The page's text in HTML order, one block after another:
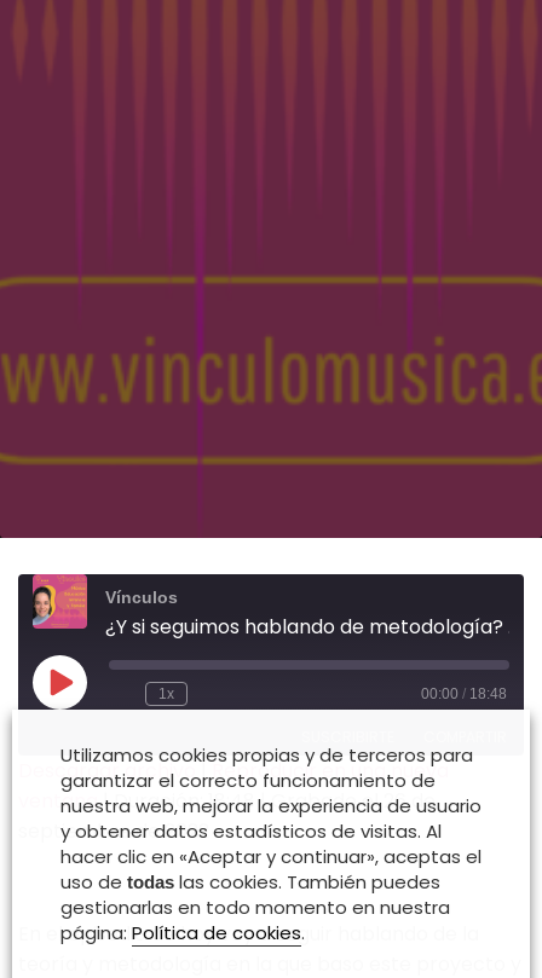
Vínculos
¿Y si seguimos hablando de metodología? Episodio 13
Reproducir
episodioRebobinar
1x
seconds
00:00 / 18:48
FEED RSS
COMPARTIR
ENLACE
INCRUSTAR
Descargar archivo|Reproducir en una nueva
ventana|Duración: 18:48|Grabado el 26 de
septiembre de 2022
En el episodio de hoy voy a seguir hablando de la
Utilizamos cookies propias y de terceros para
garantizar el correcto funcionamiento de
nuestra web, mejorar la experiencia de usuario
y obtener datos estadísticos de visitas. Al
hacer clic en «Aceptar y continuar», aceptas el
uso de todas las cookies. También puedes
gestionarlas en todo momento en nuestra
página: Política de cookies.